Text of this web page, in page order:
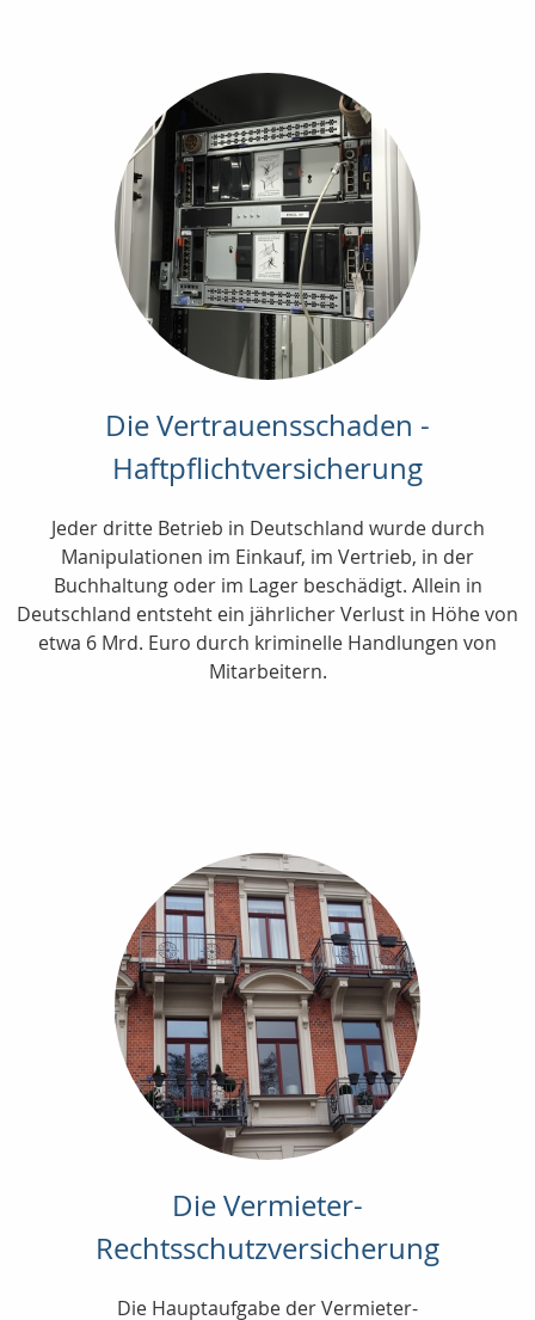
Die Vertrauensschaden -
Haftpflichtversicherung
Jeder dritte Betrieb in Deutschland wurde durch
Manipulationen im Einkauf, im Vertrieb, in der
Buchhaltung oder im Lager beschädigt. Allein in
Deutschland entsteht ein jährlicher Verlust in Höhe von
etwa 6 Mrd. Euro durch kriminelle Handlungen von
Mitarbeitern.
Die Vermieter-
Rechtsschutzversicherung
Die Hauptaufgabe der Vermieter-